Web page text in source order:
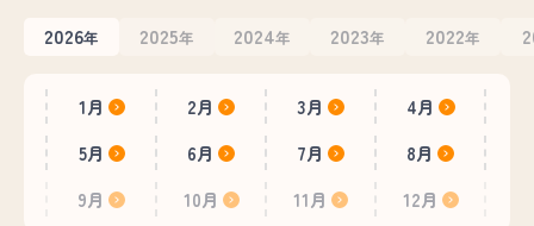
2026年 2025年 2024年 2023年 2022年
1月 2月 3月
4月
5月
6月 7月
8月
9月
10月 11月 12月